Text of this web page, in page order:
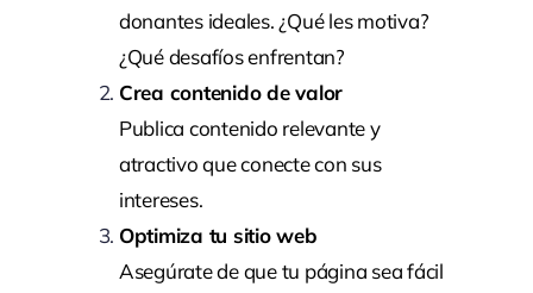
donantes ideales. ¿Qué les motiva?
¿Qué desafíos enfrentan?
Crea contenido de valor
Publica contenido relevante y
atractivo que conecte con sus
intereses.
Optimiza tu sitio web
Asegúrate de que tu página sea fácil